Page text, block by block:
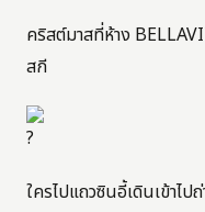
คริสต์มาสที่ห้าง
สกี
ใครไปแถวซินอี้เดินเข้าไป